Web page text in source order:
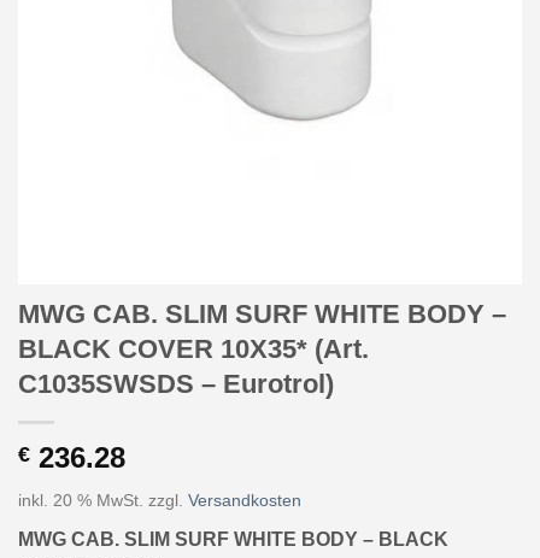
MWG CAB. SLIM SURF WHITE BODY –
BLACK COVER 10X35* (Art.
C1035SWSDS – Eurotrol)
€ 236.28
inkl. 20 % MwSt. zzgl. Versandkosten
MWG CAB. SLIM SURF WHITE BODY – BLACK